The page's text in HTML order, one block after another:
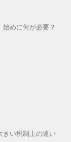
始めに何が必要？
きい税制上の違い